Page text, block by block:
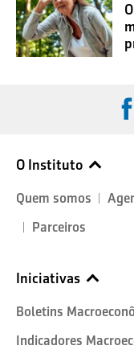
O Instituto
Quem somos
Parceiros
Iniciativas
Boletins
Indicadores